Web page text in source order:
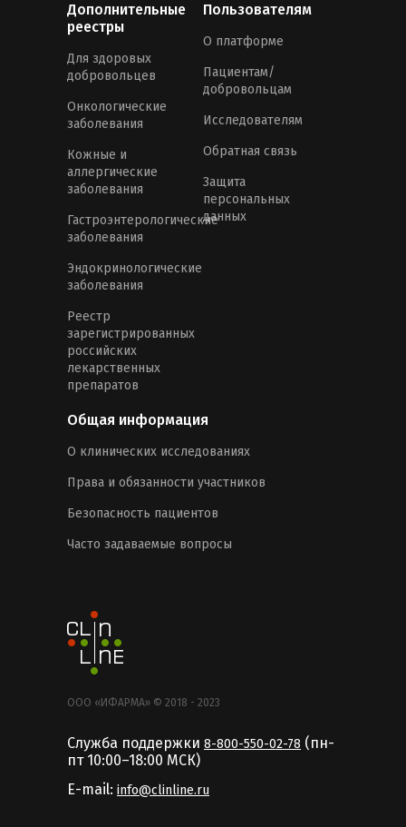
Дополнительные
реестры
Для здоровых
добровольцев
Онкологические
заболевания
Кожные и
аллергические
заболевания
Гастроэнтерологические
заболевания
Эндокринологические
заболевания
Реестр
зарегистрированных
российских
лекарственных
препаратов
Пользователям
О платформе
Пациентам/
добровольцам
Исследователям
Обратная связь
Защита
персональных
данных
Общая информация
О клинических исследованиях
Права и обязанности участников
Безопасность пациентов
Часто задаваемые вопросы
ООО «ИФАРМА» © 2018 - 2023
Служба поддержки 8-800-550-02-78 (пн-
пт 10:00–18:00 MCК)
E-mail: info@clinline.ru